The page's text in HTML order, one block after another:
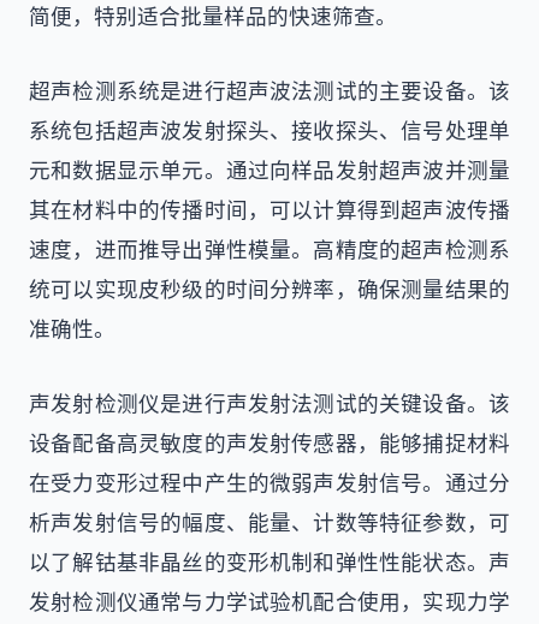
简便，特别适合批量样品的快速筛查。
超声检测系统是进行超声波法测试的主要设备。该
系统包括超声波发射探头、接收探头、信号处理单
元和数据显示单元。通过向样品发射超声波并测量
其在材料中的传播时间，可以计算得到超声波传播
速度，进而推导出弹性模量。高精度的超声检测系
统可以实现皮秒级的时间分辨率，确保测量结果的
准确性。
声发射检测仪是进行声发射法测试的关键设备。该
设备配备高灵敏度的声发射传感器，能够捕捉材料
在受力变形过程中产生的微弱声发射信号。通过分
析声发射信号的幅度、能量、计数等特征参数，可
以了解钴基非晶丝的变形机制和弹性性能状态。声
发射检测仪通常与力学试验机配合使用，实现力学